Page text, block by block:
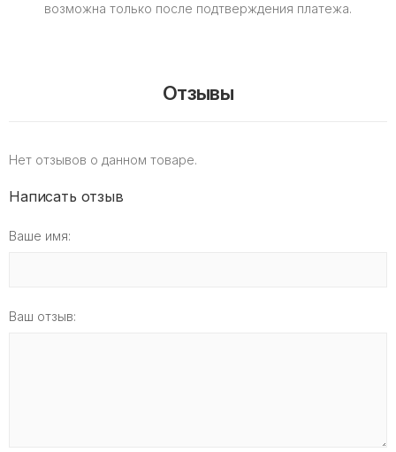
возможна только после подтверждения платежа.
Отзывы
Нет отзывов о данном товаре.
Написать отзыв
Ваше имя:
Ваш отзыв: